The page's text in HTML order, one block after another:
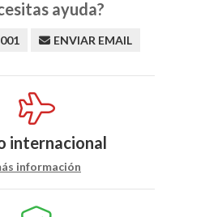
ayuda?
ENVIAR EMAIL
internacional
información